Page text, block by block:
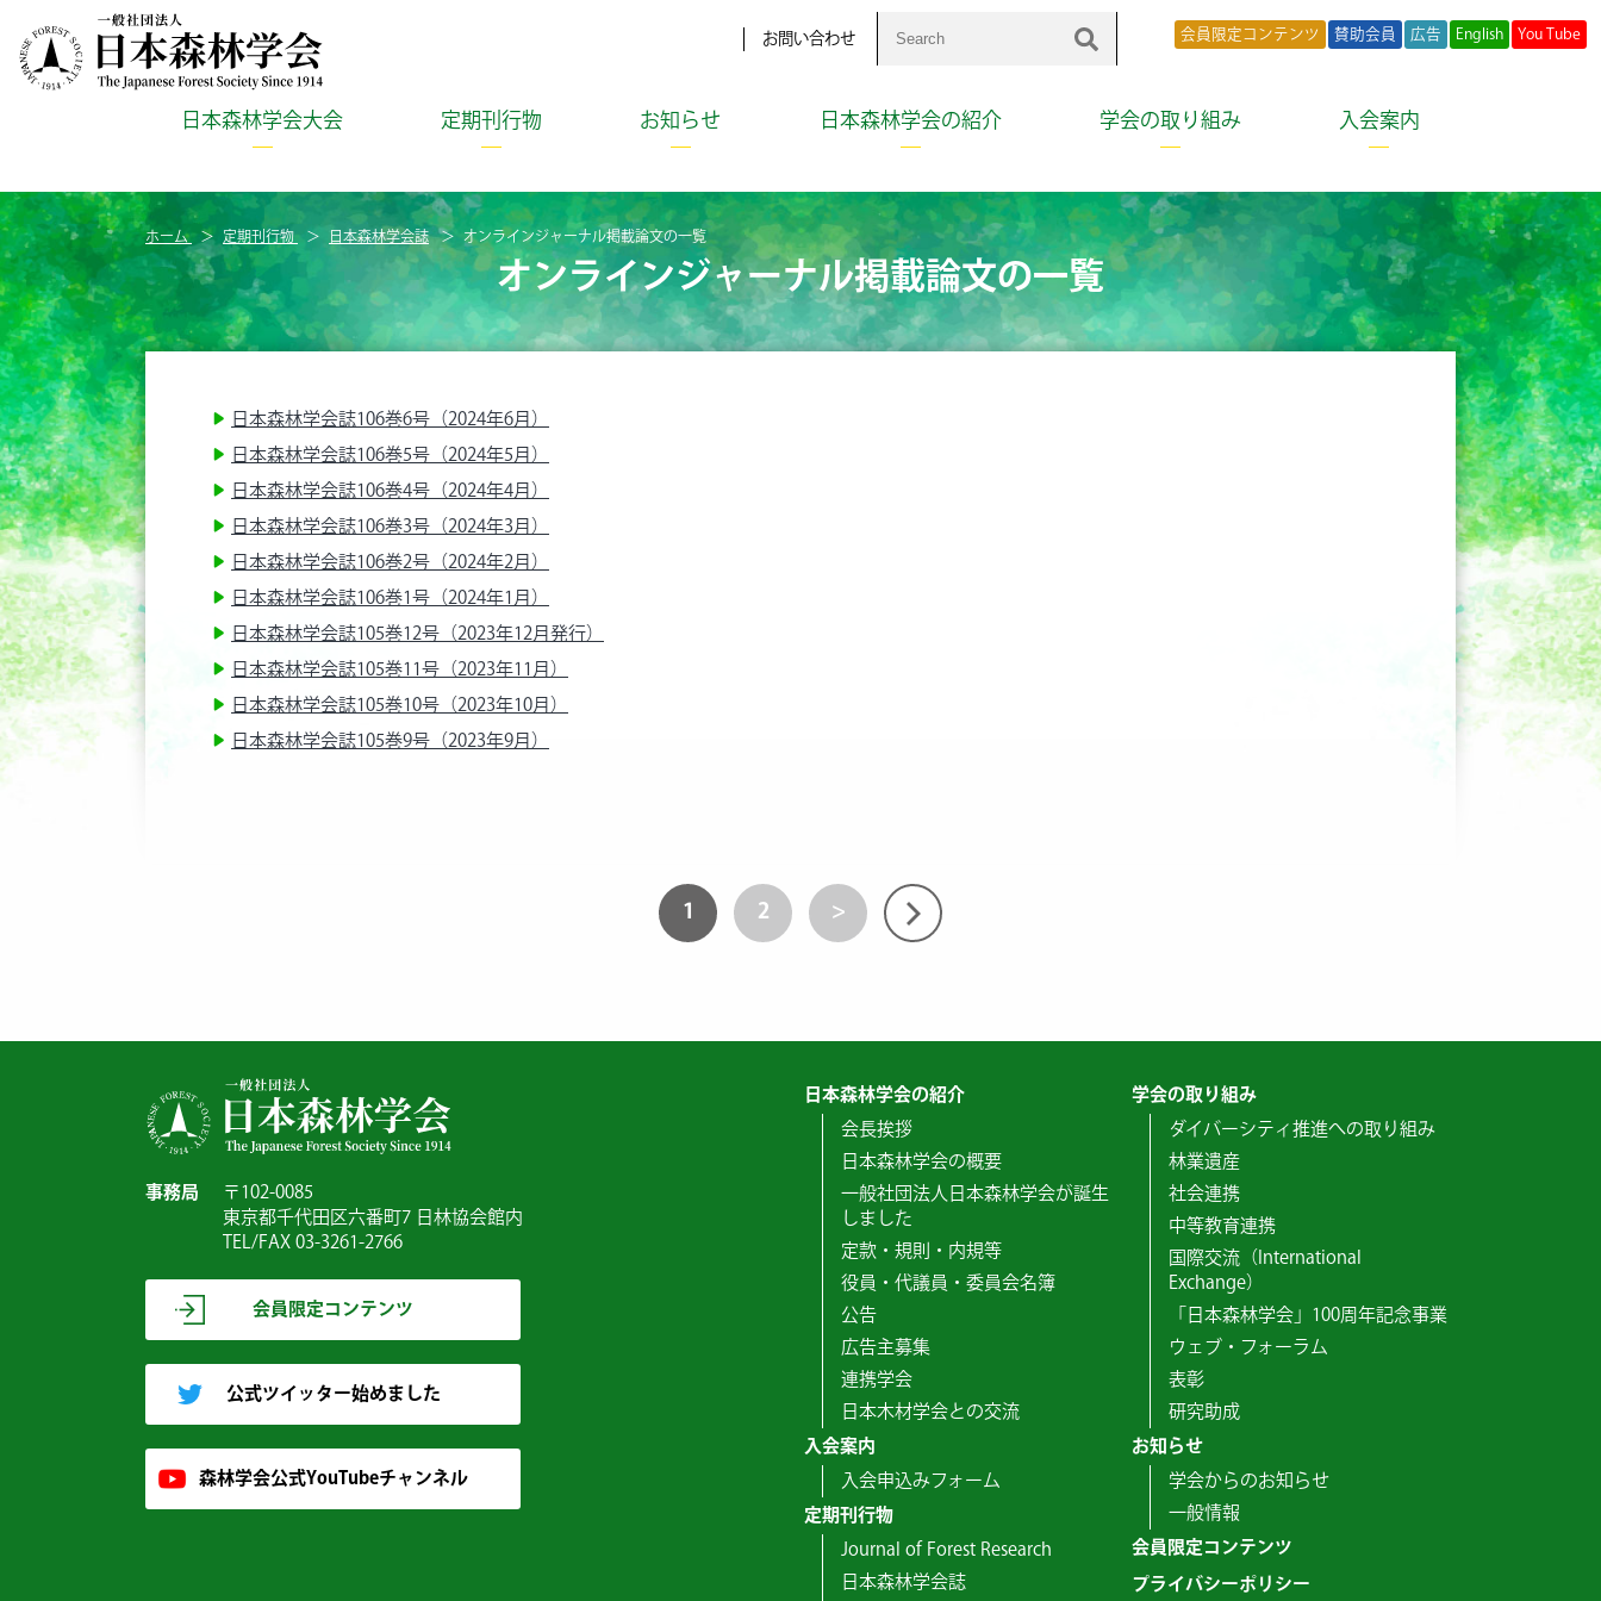
お問い合わせ 会員限定コンテンツ 賛助会員 広告 English You Tube
日本森林学会大会 定期刊行物 お知らせ 日本森林学会の紹介 学会の取り組み 入会案内
ホーム 定期刊行物 日本森林学会誌 オンラインジャーナル掲載論文の一覧
オンラインジャーナル掲載論文の一覧
日本森林学会誌106巻6号（2024年6月）
日本森林学会誌106巻5号（2024年5月）
日本森林学会誌106巻4号（2024年4月）
日本森林学会誌106巻3号（2024年3月）
日本森林学会誌106巻2号（2024年2月）
日本森林学会誌106巻1号（2024年1月）
日本森林学会誌105巻12号（2023年12月発行）
日本森林学会誌105巻11号（2023年11月）
日本森林学会誌105巻10号（2023年10月）
日本森林学会誌105巻9号（2023年9月）
1 2 >
事務局
〒102-0085
東京都千代田区六番町7 日林協会館内
TEL/FAX 03-3261-2766
会員限定コンテンツ
公式ツイッター始めました
森林学会公式YouTubeチャンネル
日本森林学会の紹介
会長挨拶
日本森林学会の概要
一般社団法人日本森林学会が誕生
しました
定款・規則・内規等
役員・代議員・委員会名簿
公告
広告主募集
連携学会
日本木材学会との交流
入会案内
入会申込みフォーム
定期刊行物
Journal of Forest Research
日本森林学会誌
学会の取り組み
ダイバーシティ推進への取り組み
林業遺産
社会連携
中等教育連携
国際交流（International
Exchange）
「日本森林学会」100周年記念事業
ウェブ・フォーラム
表彰
研究助成
お知らせ
学会からのお知らせ
一般情報
会員限定コンテンツ
プライバシーポリシー